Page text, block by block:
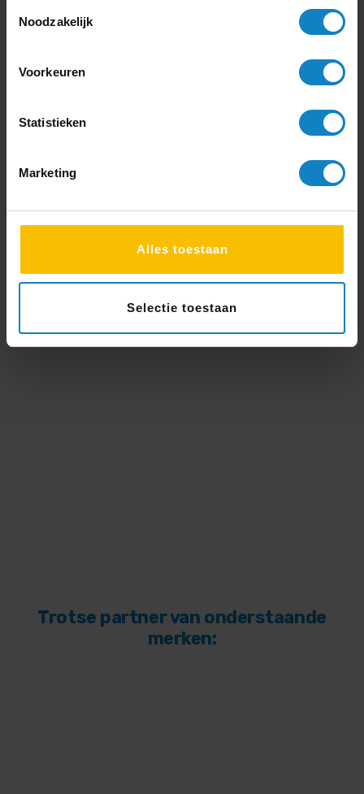
Noodzakelijk
Voorkeuren
Statistieken
Marketing
Alles toestaan
Selectie toestaan
Service
installatie. Ook aftersales verliep erg
Floris Modderman
033 - 285 44 11
Trotse partner van onderstaande
merken: